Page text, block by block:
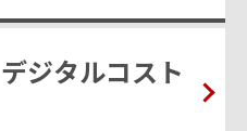
ジタルコスト